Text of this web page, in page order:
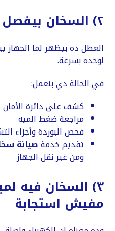
٢) السخان بيفصل بعد ثواني
العطل ده بيظهر لما
لوحده بسرعة.
في الحالة دي بنعمل:
كشف على دائرة الأمان
مراجعة ضغط الميه
فحص البوردة وأجزاء
تقديم خدمةصيانة
ومن غير نقل الجهاز
٣) السخان فيه
مفيش استجابة